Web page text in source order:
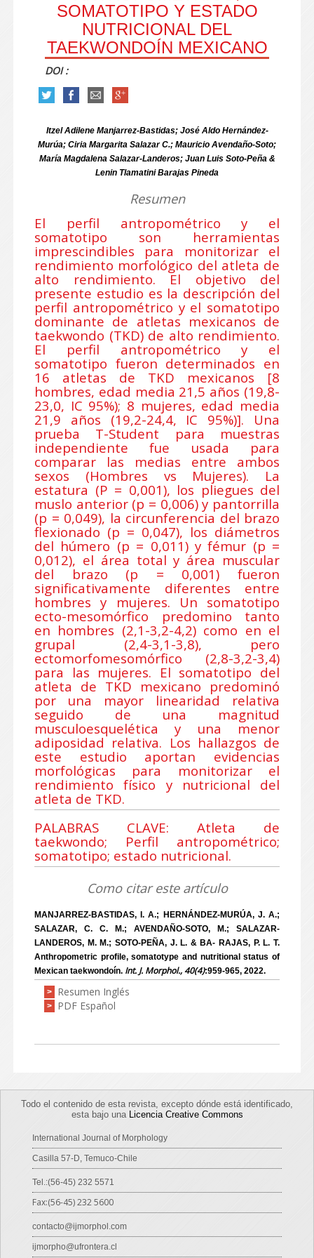
SOMATOTIPO Y ESTADO
NUTRICIONAL DEL
TAEKWONDOÍN MEXICANO
DOI :
Itzel Adilene Manjarrez-Bastidas; José Aldo Hernández-
Murúa; Ciria Margarita Salazar C.; Mauricio Avendaño-Soto;
María Magdalena Salazar-Landeros; Juan Luis Soto-Peña &
Lenin Tlamatini Barajas Pineda
Resumen
El perfil antropométrico y el
somatotipo son herramientas
imprescindibles para monitorizar el
rendimiento morfológico del atleta de
alto rendimiento. El objetivo del
presente estudio es la descripción del
perfil antropométrico y el somatotipo
dominante de atletas mexicanos de
taekwondo (TKD) de alto rendimiento.
El perfil antropométrico y el
somatotipo fueron determinados en
16 atletas de TKD mexicanos [8
hombres, edad media 21,5 años (19,8-
23,0, IC 95%); 8 mujeres, edad media
21,9 años (19,2-24,4, IC 95%)]. Una
prueba T-Student para muestras
independiente fue usada para
comparar las medias entre ambos
sexos (Hombres vs Mujeres). La
estatura (P = 0,001), los pliegues del
muslo anterior (p = 0,006) y pantorrilla
(p = 0,049), la circunferencia del brazo
flexionado (p = 0,047), los diámetros
del húmero (p = 0,011) y fémur (p =
0,012), el área total y área muscular
del brazo (p = 0,001) fueron
significativamente diferentes entre
hombres y mujeres. Un somatotipo
ecto-mesomórfico predomino tanto
en hombres (2,1-3,2-4,2) como en el
grupal (2,4-3,1-3,8), pero
ectomorfomesomórfico (2,8-3,2-3,4)
para las mujeres. El somatotipo del
atleta de TKD mexicano predominó
por una mayor linearidad relativa
seguido de una magnitud
musculoesquelética y una menor
adiposidad relativa. Los hallazgos de
este estudio aportan evidencias
morfológicas para monitorizar el
rendimiento físico y nutricional del
atleta de TKD.
PALABRAS CLAVE: Atleta de
taekwondo; Perfil antropométrico;
somatotipo; estado nutricional.
Como citar este artículo
MANJARREZ-BASTIDAS, I. A.; HERNÁNDEZ-MURÚA, J. A.;
SALAZAR, C. C. M.; AVENDAÑO-SOTO, M.; SALAZAR-
LANDEROS, M. M.; SOTO-PEÑA, J. L. & BA- RAJAS, P. L. T.
Anthropometric profile, somatotype and nutritional status of
Mexican taekwondoín. Int. J. Morphol., 40(4):959-965, 2022.
> Resumen Inglés
> PDF Español
Todo el contenido de esta revista, excepto dónde está identificado,
esta bajo una Licencia Creative Commons
International Journal of Morphology
Casilla 57-D, Temuco-Chile
Tel.:(56-45) 232 5571
Fax:(56-45) 232 5600
contacto@ijmorphol.com
ijmorpho@ufrontera.cl